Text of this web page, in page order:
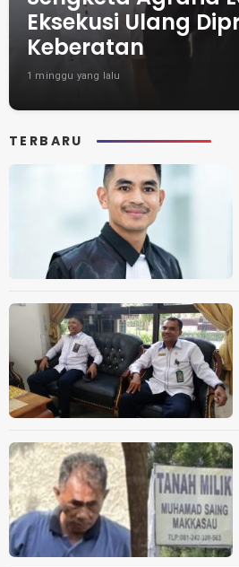
Eksekusi Ulang
Keberatan
1 minggu yang lalu
TERBARU